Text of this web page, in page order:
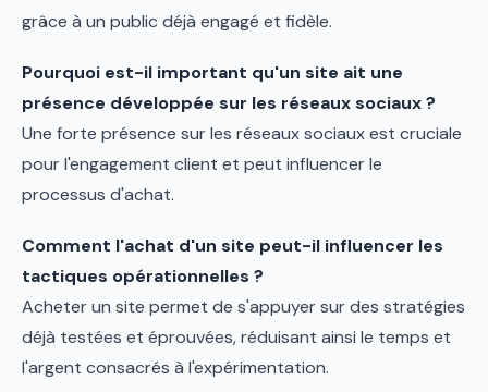
grâce à un public déjà engagé et fidèle.
Pourquoi est-il important qu'un site ait une
présence développée sur les réseaux sociaux ?
Une forte présence sur les réseaux sociaux est cruciale
pour l'engagement client et peut influencer le
processus d'achat.
Comment l'achat d'un site peut-il influencer les
tactiques opérationnelles ?
Acheter un site permet de s'appuyer sur des stratégies
déjà testées et éprouvées, réduisant ainsi le temps et
l'argent consacrés à l'expérimentation.